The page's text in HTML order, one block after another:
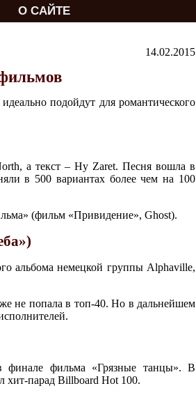
О САЙТЕ
14.02.2015
подойдут для романтического
а текст – Hy Zaret. Песня вошла в
в 500 вариантах более чем на 100
(фильм «Привидение», Ghost).
альбома немецкой группы Alphaville,
не попала в топ-40. Но в дальнейшем
фильма «Грязные танцы». В
хит-парад Billboard Hot 100.